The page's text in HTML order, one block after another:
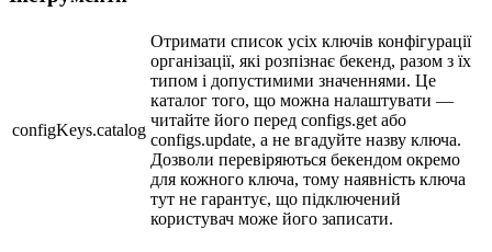
configKeys.catalog
Отримати список усіх ключів конфігурації
організації, які розпізнає бекенд, разом з їх
типом і допустимими значеннями. Це
каталог того, що можна налаштувати —
читайте його перед configs.get або
configs.update, а не вгадуйте назву ключа.
Дозволи перевіряються бекендом окремо
для кожного ключа, тому наявність ключа
тут не гарантує, що підключений
користувач може його записати.